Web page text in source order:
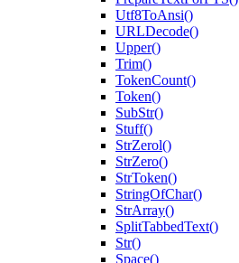
Utf8ToAnsi()
URLDecode()
Upper()
Trim()
TokenCount()
Token()
SubStr()
Stuff()
StrZerol()
StrZero()
StrToken()
StringOfChar()
StrArray()
SplitTabbedText()
Str()
Space()